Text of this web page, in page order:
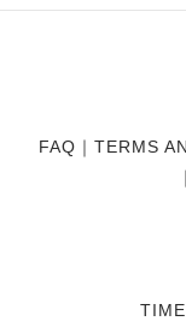
FAQ ｜ TERMS
｜